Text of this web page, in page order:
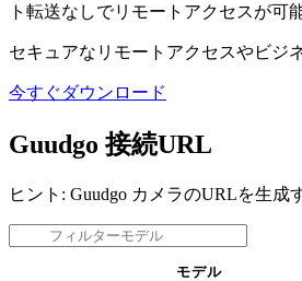
ト転送なしでリモートアクセスが可
セキュアなリモートアクセスやビジ
今すぐダウンロード
Guudgo 接続URL
ヒント: Guudgo カメラのURLを生成
モデル